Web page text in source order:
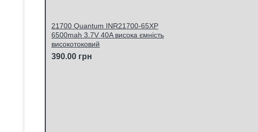
21700 Quantum INR21700-65XP
6500mah 3.7V 40A висока ємність
високотоковий
390.00 грн